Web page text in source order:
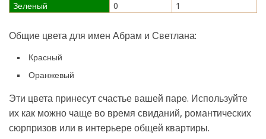
Зеленый
0 1
Общие цвета для имен Абрам и Светлана:
Красный
Оранжевый
Эти цвета принесут счастье вашей паре. Используйте
их как можно чаще во время свиданий, романтических
сюрпризов или в интерьере общей квартиры.